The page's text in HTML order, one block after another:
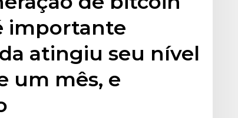
importante
atingiu seu nível
um mês, e